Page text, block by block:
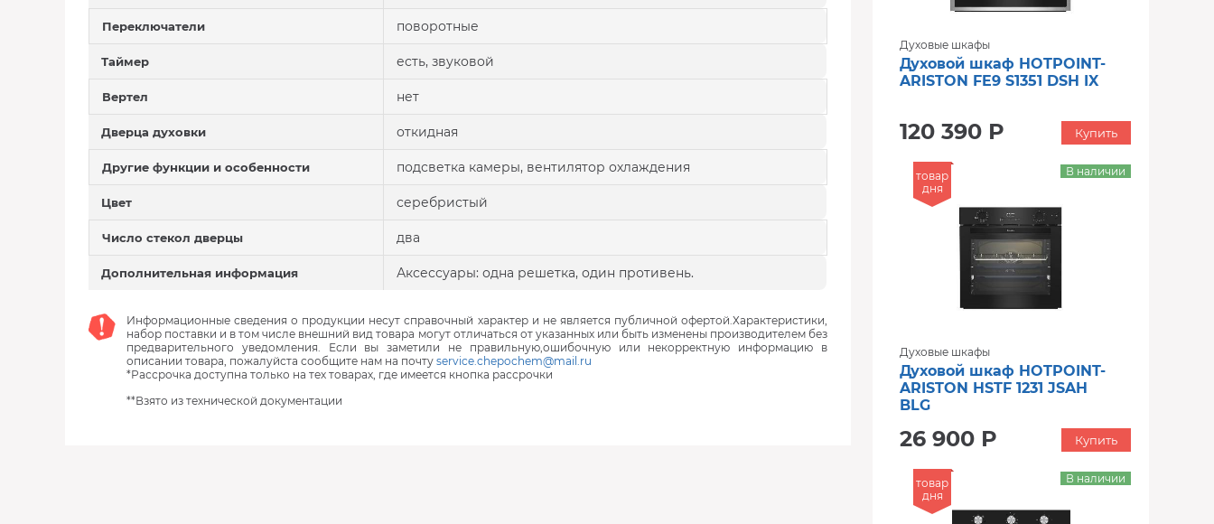
Переключатели поворотные
Таймер есть, звуковой
Вертел нет
Дверца духовки откидная
Другие функции и особенности подсветка камеры, вентилятор охлаждения
Цвет серебристый
Число стекол дверцы два
Дополнительная информация Аксессуары: одна решетка, один противень.
Информационные сведения о продукции несут справочный характер и не является публичной офертой.Характеристики,
набор поставки и в том числе внешний вид товара могут отличаться от указанных или быть изменены производителем без
предварительного уведомления. Если вы заметили не правильную,ошибочную или некорректную информацию в
описании товара, пожалуйста сообщите нам на почту service.chepochem@mail.ru
*Рассрочка доступна только на тех товарах, где имеется кнопка рассрочки
**Взято из технической документации
Духовые шкафы
Духовой шкаф HOTPOINT-
ARISTON FE9 S1351 DSH IX
120 390 Р Купить
товар
дня
Духовые шкафы
Духовой шкаф HOTPOINT-
ARISTON HSTF 1231 JSAH
BLG
26 900 Р
В наличии
Купить
товар
дня
В наличии